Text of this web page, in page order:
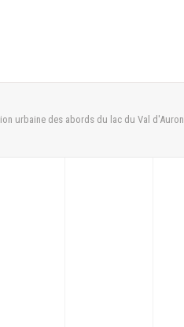
urbaine des abords du lac du Val d'Auron